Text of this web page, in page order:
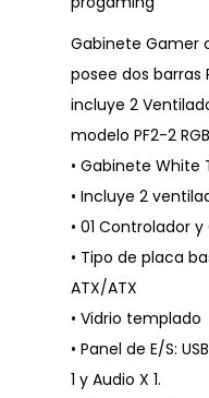
Gabinete Gamer
posee dos barras
incluye 2
modelo PF2-2
• Gabinete White
• Incluye 2
• 01 Controlador
• Tipo de placa
ATX/ATX
• Vidrio templado
• Panel de E/S:
1 y Audio X 1.